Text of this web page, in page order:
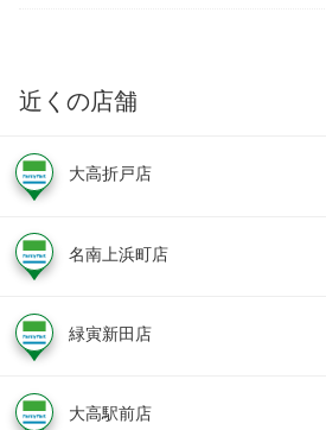
近くの店舗
大高折戸店
名南上浜町店
緑寅新田店
大高駅前店